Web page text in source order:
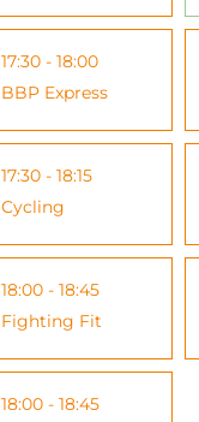
17:30 - 18:00
BBP Express
17:30 - 18:15
Cycling
18:00 - 18:45
Fighting Fit
18:00 - 18:45